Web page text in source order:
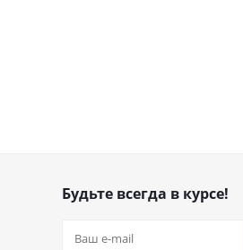
Будьте всегда в курсе!